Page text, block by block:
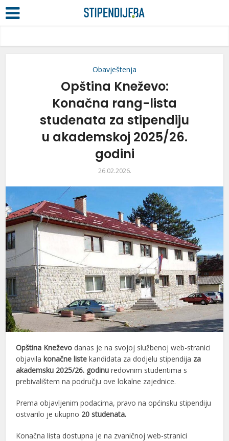
Obavještenja
Opština Kneževo:
Konačna rang-lista
studenata za stipendiju
u akademskoj 2025/26.
godini
26.02.2026.
Opština Kneževo danas je na svojoj službenoj web-stranici
objavilakonačne liste kandidata za dodjelu stipendija za
akademsku 2025/26. godinu redovnim studentima s
prebivalištem na području ove lokalne zajednice.
Prema objavljenim podacima, pravo na općinsku stipendiju
ostvarilo je ukupno 20 studenata.
Konačna lista dostupna je na zvaničnoj web-stranici